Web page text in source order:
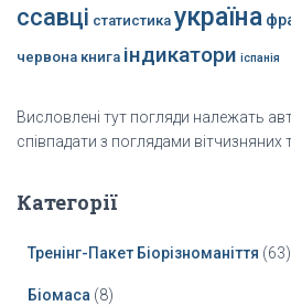
ссавці статистика україна
червона книга індикатори іспанія
Висловлені тут погляди належать
співпадати з поглядами вітчизняних
Категорії
Тренінг-Пакет Біорізноманіття (63)
Біомаса (8)